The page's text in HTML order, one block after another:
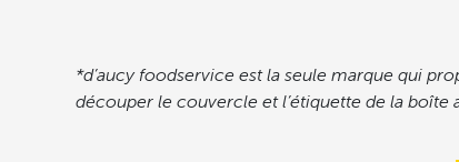
*d’aucy foodservice est la seule marque qui
découper le couvercle et l’étiquette de la boîte